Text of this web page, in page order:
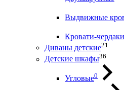
Выдвижные
Кровати-чердаки
Диваны детские21
Детские шкафы36
Угловые0